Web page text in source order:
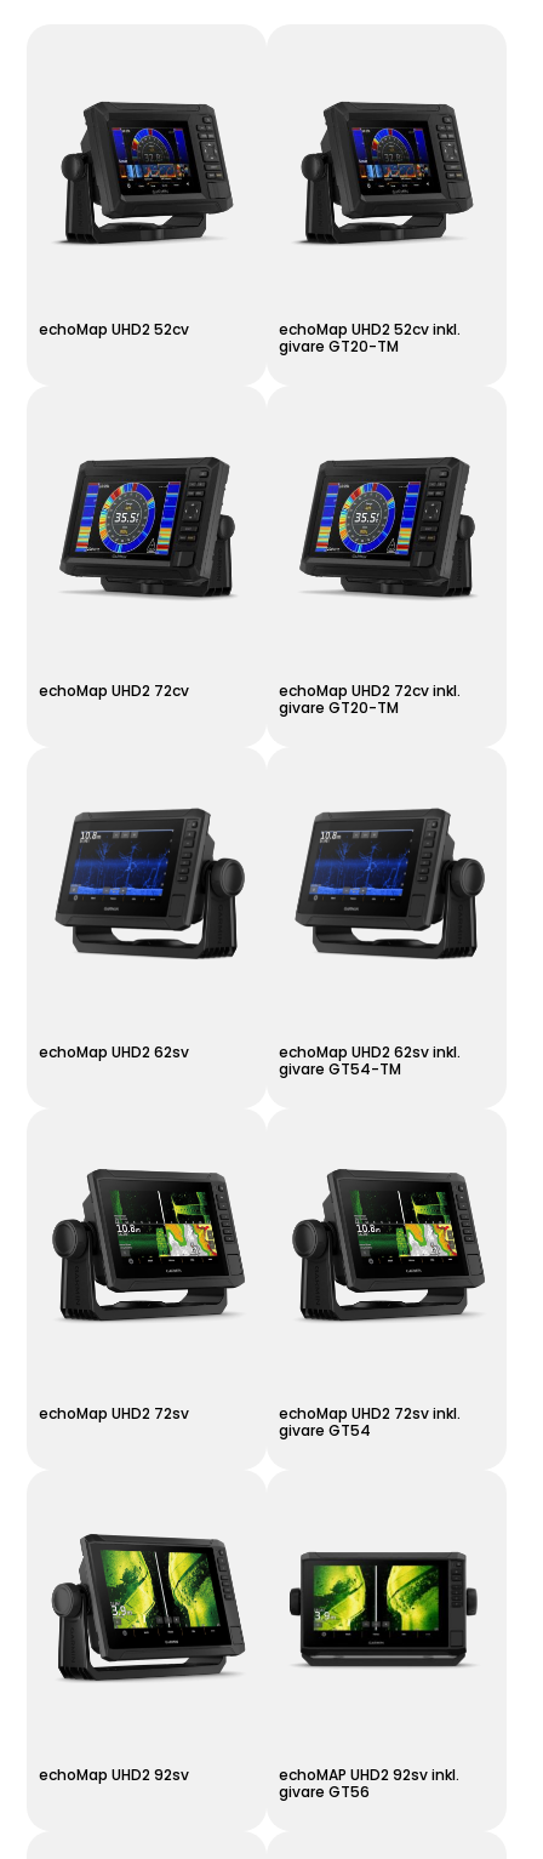
echoMap UHD2 52cv
echoMap UHD2 52cv inkl.
givare GT20-TM
echoMap UHD2 72cv
echoMap UHD2 72cv inkl.
givare GT20-TM
echoMap UHD2 62sv
echoMap UHD2 62sv inkl.
givare GT54-TM
echoMap UHD2 72sv
echoMap UHD2 72sv inkl.
givare GT54
echoMap UHD2 92sv
echoMAP UHD2 92sv inkl.
givare GT56